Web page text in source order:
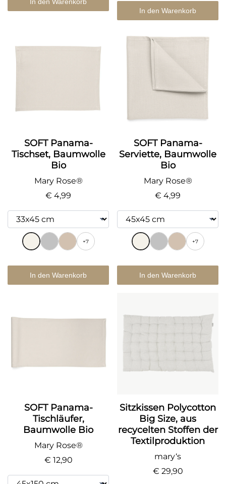
In den Warenkorb
SOFT Panama-
Tischset, Baumwolle
Bio
Mary Rose®
€ 4,99
+7
In den Warenkorb
SOFT Panama-
Serviette, Baumwolle
Bio
Mary Rose®
€ 4,99
+7
In den Warenkorb
SOFT Panama-
Tischläufer,
Baumwolle Bio
Mary Rose®
€ 12,90
Sitzkissen Polycotton
Big Size, aus
recycelten Stoffen der
Textilproduktion
mary‘s
€ 29,90